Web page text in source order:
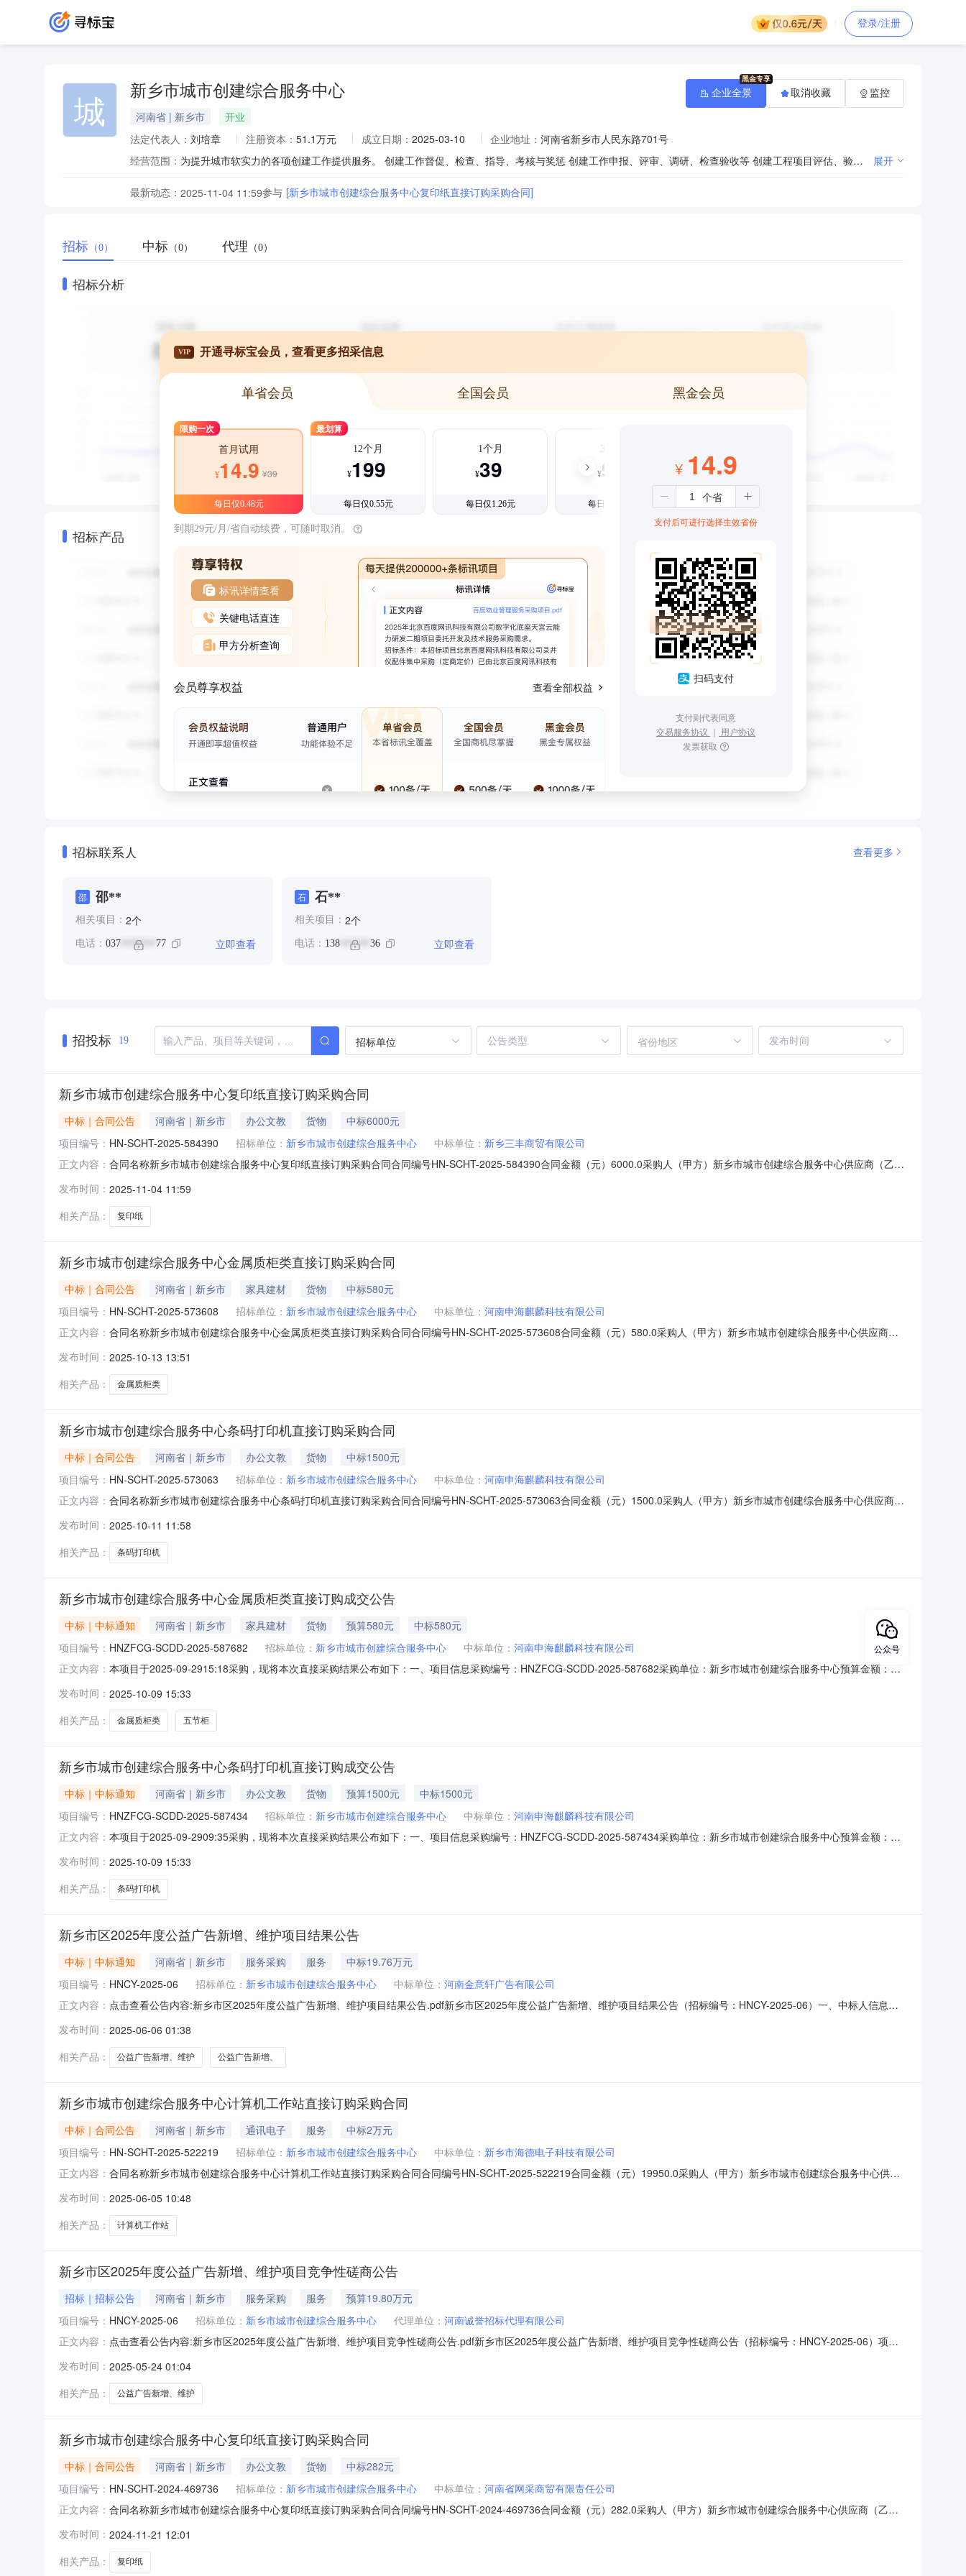
登录/注册
城 新乡市城市创建综合服务中心
河南省 | 新乡市
开业
法定代表人： 刘培章 注册资本： 51.1万元 成立日期： 2025-03-10 企业地址： 河南省新乡市人民东路701号
经营范围：
为提升城市软实力的各项创建工作提供服务。 创建工作督促、检查、指导、考核与奖惩 创建工作申报、评审、调研、检查验收等 创建工程项目评估、验收及经费使用等 城市创建服务保障、宣传等 展开
最新动态： 2025-11-04 11:59参与 [新乡市城市创建综合服务中心复印纸直接订购采购合同]
企业全景 取消收藏 监控
招标 （0） 中标 （0） 代理 （0）
招标分析
招标产品
VIP 开通寻标宝会员，查看更多招采信息
单省会员 全国会员 黑金会员
限购一次
首月试用
¥14.9 ¥39
每日仅0.48元
最划算
12个月
¥199
每日仅0.55元
1个月
¥39
每日仅1.26元
3个月
¥99
每日仅1.08元
到期29元/月/省自动续费，可随时取消。
标讯详情查看
关键电话直连
甲方分析查询
会员尊享权益 查看全部权益
¥ 14.9
支付后可进行选择生效省份
扫码支付
支付则代表同意
交易服务协议 ｜ 用户协议
发票获取
招标联系人 查看更多
邵 邵**
相关项目： 2个
电话： 037 ******* 77 立即查看
石 石**
相关项目： 2个
电话： 138****** 36 立即查看
招投标 19 招标单位 省份地区
新乡市城市创建综合服务中心复印纸直接订购采购合同
中标｜合同公告 河南省｜新乡市 办公文教 货物
中标6000元
项目编号： HN-SCHT-2025-584390 招标单位： 新乡市城市创建综合服务中心 中标单位： 新乡三丰商贸有限公司
正文内容： 合同名称新乡市城市创建综合服务中心复印纸直接订购采购合同合同编号HN-SCHT-2025-584390合同金额（元）6000.0采购人（甲方）新乡市城市创建综合服务中心供应商（乙
要求由采购人发布的，陕西省政府采购网表示内容概不负责，亦不承担任何法律责任。商品名称商品品牌商品单价商品数量复印纸阿芙罗/AphroditeA4/70g/8包/500
发布时间： 2025-11-04 11:59
相关产品：
复印纸
新乡市城市创建综合服务中心金属质柜类直接订购采购合同
中标｜合同公告 河南省｜新乡市 家具建材 货物
中标580元
项目编号： HN-SCHT-2025-573608 招标单位： 新乡市城市创建综合服务中心 中标单位： 河南申海麒麟科技有限公司
正文内容： 合同名称新乡市城市创建综合服务中心金属质柜类直接订购采购合同合同编号HN-SCHT-2025-573608合同金额（元）580.0采购人（甲方）新乡市城市创建综合服务中心供应商
条例》的要求由采购人发布的，陕西省政府采购网表示内容概不负责，亦不承担任何法律责任。商品名称商品品牌商品
发布时间： 2025-10-13 13:51
相关产品：
金属质柜类
新乡市城市创建综合服务中心条码打印机直接订购采购合同
中标｜合同公告 河南省｜新乡市 办公文教 货物
中标1500元
项目编号： HN-SCHT-2025-573063 招标单位： 新乡市城市创建综合服务中心 中标单位： 河南申海麒麟科技有限公司
正文内容： 合同名称新乡市城市创建综合服务中心条码打印机直接订购采购合同合同编号HN-SCHT-2025-573063合同金额（元）1500.0采购人（甲方）新乡市城市创建综合服务中心供应商
条例》的要求由采购人发布的，陕西省政府采购网表示内容概不负责，亦不承担任何法律责任。商品名称商品品牌商
发布时间： 2025-10-11 11:58
相关产品：
条码打印机
新乡市城市创建综合服务中心金属质柜类直接订购成交公告
中标｜中标通知 河南省｜新乡市 家具建材 货物 预算580元
中标580元
项目编号： HNZFCG-SCDD-2025-587682 招标单位： 新乡市城市创建综合服务中心 中标单位： 河南申海麒麟科技有限公司
正文内容： 本项目于2025-09-2915:18采购，现将本次直接采购结果公布如下：一、项目信息采购编号：HNZFCG-SCDD-2025-587682采购单位：新乡市城市创建综合服务中心预算金额：
（三）采购需求：1.商品参数需求商品名称技术规格数量单价（元）总金额（元）金属质柜类木宜星M
发布时间： 2025-10-09 15:33
相关产品：
金属质柜类 五节柜
新乡市城市创建综合服务中心条码打印机直接订购成交公告
中标｜中标通知 河南省｜新乡市 办公文教 货物 预算1500元
中标1500元
项目编号： HNZFCG-SCDD-2025-587434 招标单位： 新乡市城市创建综合服务中心 中标单位： 河南申海麒麟科技有限公司
正文内容： 本项目于2025-09-2909:35采购，现将本次直接采购结果公布如下：一、项目信息采购编号：HNZFCG-SCDD-2025-587434采购单位：新乡市城市创建综合服务中心预算金额：
购需求：1.商品参数需求商品名称技术规格数量单价（元）总金额（元）ZD88
发布时间： 2025-10-09 15:33
相关产品：
条码打印机
新乡市区2025年度公益广告新增、维护项目结果公告
中标｜中标通知 河南省｜新乡市 服务采购 服务
中标19.76万元
项目编号： HNCY-2025-06 招标单位： 新乡市城市创建综合服务中心 中标单位： 河南金意轩广告有限公司
正文内容： 点击查看公告内容:新乡市区2025年度公益广告新增、维护项目结果公告.pdf新乡市区2025年度公益广告新增、维护项目结果公告（招标编号：HNCY-2025-06）一、中标人信息：
增、维护项目二、采购项目编号：HNCY-2025-06三、采购公告发布日期：2025年5月23日四、评审信息：评审时间：2024年6月5日评审地点：河南诚誉招标代
发布时间： 2025-06-06 01:38
相关产品：
公益广告新增、维护 公益广告新增、
新乡市城市创建综合服务中心计算机工作站直接订购采购合同
中标｜合同公告 河南省｜新乡市 通讯电子 服务
中标2万元
项目编号： HN-SCHT-2025-522219 招标单位： 新乡市城市创建综合服务中心 中标单位： 新乡市海德电子科技有限公司
正文内容： 合同名称新乡市城市创建综合服务中心计算机工作站直接订购采购合同合同编号HN-SCHT-2025-522219合同金额（元）19950.0采购人（甲方）新乡市城市创建综合服务中心供应
实施条例》的要求由采购人发布的，陕西省政府采购网表示内容概不负责，亦不承担任何法律责任。商品名称商品品牌商品单价商品数量惠普（HP）Z2G9塔式图形工作站Deeps
发布时间： 2025-06-05 10:48
相关产品：
计算机工作站
新乡市区2025年度公益广告新增、维护项目竞争性磋商公告
招标｜招标公告 河南省｜新乡市 服务采购 服务
预算19.80万元
项目编号： HNCY-2025-06 招标单位： 新乡市城市创建综合服务中心 代理单位： 河南诚誉招标代理有限公司
正文内容： 点击查看公告内容:新乡市区2025年度公益广告新增、维护项目竞争性磋商公告.pdf新乡市区2025年度公益广告新增、维护项目竞争性磋商公告（招标编号：HNCY-2025-06）项目
建综合服务中心。本项目已具备招标条件，现招标方式为公开招标。二、项目概况和招标范围规模：新乡市区2025年度公益广告新增、维护项目具体详见竞争性磋商文件范围：本招
标项目划
发布时间： 2025-05-24 01:04
相关产品：
公益广告新增、维护
新乡市城市创建综合服务中心复印纸直接订购采购合同
中标｜合同公告 河南省｜新乡市 办公文教 货物
中标282元
项目编号： HN-SCHT-2024-469736 招标单位： 新乡市城市创建综合服务中心 中标单位： 河南省网采商贸有限责任公司
正文内容： 合同名称新乡市城市创建综合服务中心复印纸直接订购采购合同合同编号HN-SCHT-2024-469736合同金额（元）282.0采购人（甲方）新乡市城市创建综合服务中心供应商（乙方)
的要求由采购人发布的，陕西省政府采购网表示内容概不负责，亦不承担任何法律责任。商品名称商品品牌商品单价商品数量复印纸得力/deliA3/70g/2包/500张/包/
发布时间： 2024-11-21 12:01
相关产品：
复印纸
公众号